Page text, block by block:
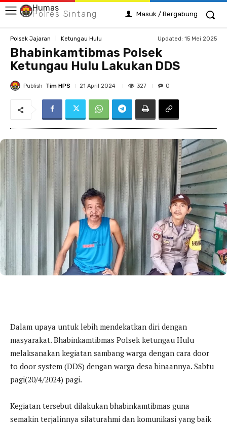
Humas
Polres Sintang Masuk / Bergabung
Polsek Jajaran Ketungau Hulu Updated: 15 Mei 2025
Bhabinkamtibmas Polsek
Ketungau Hulu Lakukan DDS
Publish Tim HPS 21 April 2024 327 0
Dalam upaya untuk lebih mendekatkan diri dengan
masyarakat. Bhabinkamtibmas Polsek ketungau Hulu
melaksanakan kegiatan sambang warga dengan cara door
to door system (DDS) dengan warga desa binaannya. Sabtu
pagi(20/4/2024) pagi.
Kegiatan tersebut dilakukan bhabinkamtibmas guna
semakin terjalinnya silaturahmi dan komunikasi yang baik